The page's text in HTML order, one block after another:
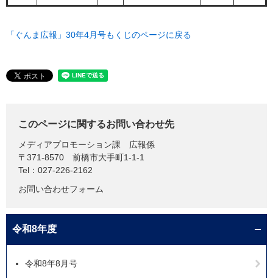
「ぐんま広報」30年4月号もくじのページに戻る
このページに関するお問い合わせ先
メディアプロモーション課
広報係
〒371-8570
前橋市大手町1-1-1
Tel：027-226-2162
お問い合わせフォーム
令和8年度
令和8年8月号